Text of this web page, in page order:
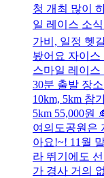
청 개최 많이
일 레이스 소
가비, 일정 헷
봤어요 자이스
스마일 레이스
30분 출발 장
10km, 5km 참
5km 55,000원
여의도공원은
아요!~! 11월
라 뛰기에도
가 경사 거의